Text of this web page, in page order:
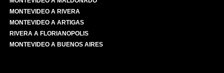
MONTEVIDEO A RIVERA
MONTEVIDEO A ARTIGAS
RIVERA A FLORIANOPOLIS
MONTEVIDEO A BUENOS AIRES